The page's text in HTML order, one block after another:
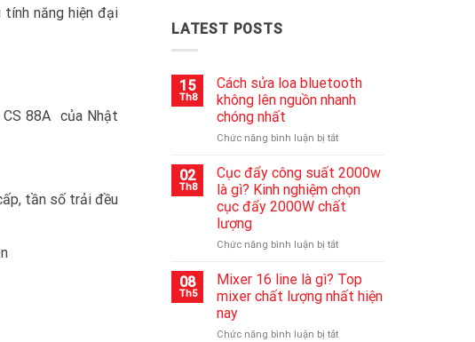
năng hiện đại
CS 88A của Nhật
tần số trải đều
LATEST POSTS
15
Th8
Cách sửa loa bluetooth
không lên nguồn nhanh
chóng nhất
Chức năng bình luận bị tắtở
sửa
loa
bluetooth
không
nguồn
chóng
nhất
02
Th8
Cục đẩy công suất 2000w
là gì? Kinh nghiệm chọn
cục đẩy 2000W chất
lượng
Chức năng bình luận bị tắtở
đẩy
công
suất
là
08
Th5
Mixer 16 line là gì? Top
mixer chất lượng nhất hiện
nay
Chức năng bình luận bị tắtở